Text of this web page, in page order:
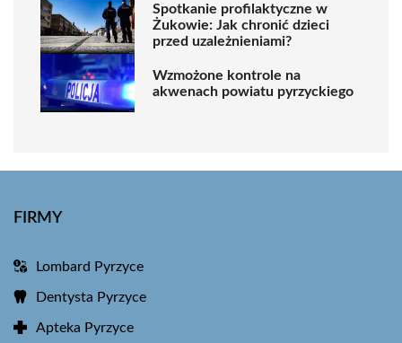
Spotkanie profilaktyczne w
Żukowie: Jak chronić dzieci
przed uzależnieniami?
Wzmożone kontrole na
akwenach powiatu pyrzyckiego
FIRMY
Lombard Pyrzyce
Dentysta Pyrzyce
Apteka Pyrzyce